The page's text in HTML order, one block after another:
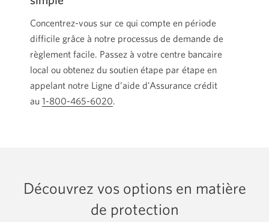
Concentrez-vous sur ce qui compte en période
difficile grâce à notre processus de demande de
règlement facile. Passez à votre centre bancaire
local ou obtenez du soutien étape par étape en
appelant notre Ligne d’aide d’Assurance crédit
au 1-800-465-6020Votre application de téléphone
.
Découvrez vos options en matière
de protection